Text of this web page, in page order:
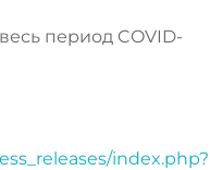
период COVID-
index.php?